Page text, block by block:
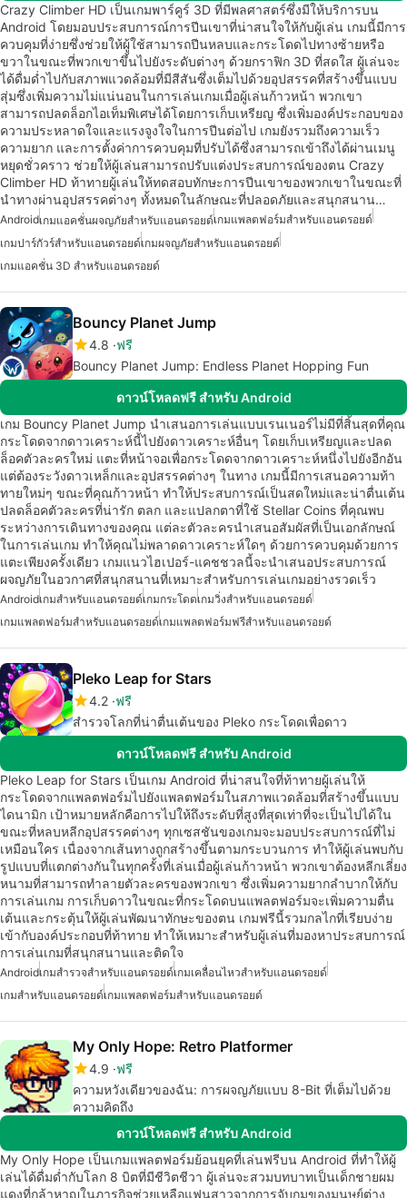
Crazy Climber HD เป็นเกมพาร์คูร์ 3D ที่มีพลศาสตร์ซึ่งมีให้บริการบน
Android โดยมอบประสบการณ์การปีนเขาที่น่าสนใจให้กับผู้เล่น เกมนี้มีการ
ควบคุมที่ง่ายซึ่งช่วยให้ผู้ใช้สามารถปีนหลบและกระโดดไปทางซ้ายหรือ
ขวาในขณะที่พวกเขาขึ้นไปยังระดับต่างๆ ด้วยกราฟิก 3D ที่สดใส ผู้เล่นจะ
ได้ดื่มด่ำไปกับสภาพแวดล้อมที่มีสีสันซึ่งเต็มไปด้วยอุปสรรคที่สร้างขึ้นแบบ
สุ่มซึ่งเพิ่มความไม่แน่นอนในการเล่นเกมเมื่อผู้เล่นก้าวหน้า พวกเขา
สามารถปลดล็อกไอเท็มพิเศษได้โดยการเก็บเหรียญ ซึ่งเพิ่มองค์ประกอบของ
ความประหลาดใจและแรงจูงใจในการปีนต่อไป เกมยังรวมถึงความเร็ว
ความยาก และการตั้งค่าการควบคุมที่ปรับได้ซึ่งสามารถเข้าถึงได้ผ่านเมนู
หยุดชั่วคราว ช่วยให้ผู้เล่นสามารถปรับแต่งประสบการณ์ของตน Crazy
Climber HD ท้าทายผู้เล่นให้ทดสอบทักษะการปีนเขาของพวกเขาในขณะที่
นำทางผ่านอุปสรรคต่างๆ ทั้งหมดในลักษณะที่ปลอดภัยและสนุกสนาน…
Androidเกมแอคชั่นผจญภัยสำหรับแอนดรอยด์เกมแพลตฟอร์มสำหรับแอนดรอยด์
เกมปาร์กัวร์สำหรับแอนดรอยด์เกมผจญภัยสำหรับแอนดรอยด์
เกมแอคชั่น 3D สำหรับแอนดรอยด์
Bouncy Planet Jump
4.8 ฟรี
Bouncy Planet Jump: Endless Planet Hopping Fun
ดาวน์โหลดฟรี สำหรับ Android
เกม Bouncy Planet Jump นำเสนอการเล่นแบบเรนเนอร์ไม่มีที่สิ้นสุดที่คุณ
กระโดดจากดาวเคราะห์นี้ไปยังดาวเคราะห์อื่นๆ โดยเก็บเหรียญและปลด
ล็อคตัวละครใหม่ แตะที่หน้าจอเพื่อกระโดดจากดาวเคราะห์หนึ่งไปยังอีกอัน
แต่ต้องระวังดาวเหล็กและอุปสรรคต่างๆ ในทาง เกมนี้มีการเสนอความท้า
ทายใหม่ๆ ขณะที่คุณก้าวหน้า ทำให้ประสบการณ์เป็นสดใหม่และน่าตื่นเต้น
ปลดล็อคตัวละครที่น่ารัก ตลก และแปลกตาที่ใช้ Stellar Coins ที่คุณพบ
ระหว่างการเดินทางของคุณ แต่ละตัวละครนำเสนอสัมผัสที่เป็นเอกลักษณ์
ในการเล่นเกม ทำให้คุณไม่พลาดดาวเคราะห์ใดๆ ด้วยการควบคุมด้วยการ
แตะเพียงครั้งเดียว เกมแนวไฮเปอร์-แคชชวลนี้จะนำเสนอประสบการณ์
ผจญภัยในอวกาศที่สนุกสนานที่เหมาะสำหรับการเล่นเกมอย่างรวดเร็ว
Androidเกมสำหรับแอนดรอยด์เกมกระโดดเกมวิ่งสำหรับแอนดรอยด์
เกมแพลตฟอร์มสำหรับแอนดรอยด์เกมแพลตฟอร์มฟรีสำหรับแอนดรอยด์
Pleko Leap for Stars
4.2 ฟรี
สำรวจโลกที่น่าตื่นเต้นของ Pleko กระโดดเพื่อดาว
ดาวน์โหลดฟรี สำหรับ Android
Pleko Leap for Stars เป็นเกม Android ที่น่าสนใจที่ท้าทายผู้เล่นให้
กระโดดจากแพลตฟอร์มไปยังแพลตฟอร์มในสภาพแวดล้อมที่สร้างขึ้นแบบ
ไดนามิก เป้าหมายหลักคือการไปให้ถึงระดับที่สูงที่สุดเท่าที่จะเป็นไปได้ใน
ขณะที่หลบหลีกอุปสรรคต่างๆ ทุกเซสชันของเกมจะมอบประสบการณ์ที่ไม่
เหมือนใคร เนื่องจากเส้นทางถูกสร้างขึ้นตามกระบวนการ ทำให้ผู้เล่นพบกับ
รูปแบบที่แตกต่างกันในทุกครั้งที่เล่นเมื่อผู้เล่นก้าวหน้า พวกเขาต้องหลีกเลี่ยง
หนามที่สามารถทำลายตัวละครของพวกเขา ซึ่งเพิ่มความยากลำบากให้กับ
การเล่นเกม การเก็บดาวในขณะที่กระโดดบนแพลตฟอร์มจะเพิ่มความตื่น
เต้นและกระตุ้นให้ผู้เล่นพัฒนาทักษะของตน เกมฟรีนี้รวมกลไกที่เรียบง่าย
เข้ากับองค์ประกอบที่ท้าทาย ทำให้เหมาะสำหรับผู้เล่นที่มองหาประสบการณ์
การเล่นเกมที่สนุกสนานและติดใจ
Androidเกมสำรวจสำหรับแอนดรอยด์เกมเคลื่อนไหวสำหรับแอนดรอยด์
เกมสำหรับแอนดรอยด์เกมแพลตฟอร์มสำหรับแอนดรอยด์
My Only Hope: Retro Platformer
4.9 ฟรี
ความหวังเดียวของฉัน: การผจญภัยแบบ 8-Bit ที่เต็มไปด้วย
ความคิดถึง
ดาวน์โหลดฟรี สำหรับ Android
My Only Hope เป็นเกมแพลตฟอร์มย้อนยุคที่เล่นฟรีบน Android ที่ทำให้ผู้
เล่นได้ดื่มด่ำกับโลก 8 บิตที่มีชีวิตชีวา ผู้เล่นจะสวมบทบาทเป็นเด็กชายผม
แดงที่กล้าหาญในภารกิจช่วยเหลือแฟนสาวจากการจับกุมของมนุษย์ต่าง